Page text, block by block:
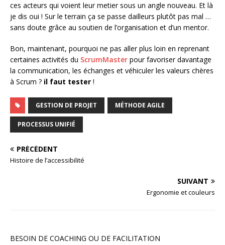
ces acteurs qui voient leur metier sous un angle nouveau. Et là
je dis oui ! Sur le terrain ça se passe dailleurs plutôt pas mal …
sans doute grâce au soutien de l’organisation et d’un mentor.
Bon, maintenant, pourquoi ne pas aller plus loin en reprenant
certaines activités du ScrumMaster pour favoriser davantage
la communication, les échanges et véhiculer les valeurs chères
à Scrum ? il faut tester !
GESTION DE PROJET MÉTHODE AGILE
PROCESSUS UNIFIÉ
PRÉCÉDENT
Histoire de l’accessibilité
SUIVANT
Ergonomie et couleurs
BESOIN DE COACHING OU DE FACILITATION